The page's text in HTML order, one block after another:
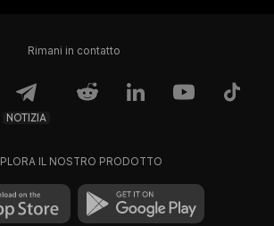
Rimani in contatto
NOTIZIA
IL NOSTRO PRODOTTO